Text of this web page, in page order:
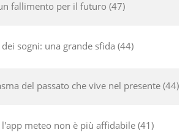
fallimento per il futuro 47
sogni: una grande sfida 44
del passato che vive nel presente 44
meteo non è più affidabile 41